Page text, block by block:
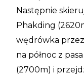
Następnie
Phakding
wędrówka
na północ z
(2700m) i